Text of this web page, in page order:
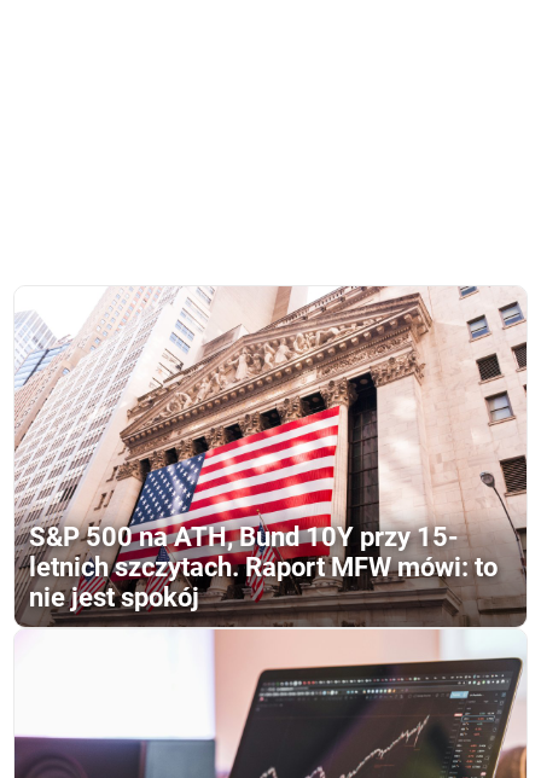
S&P 500 na ATH, Bund 10Y przy 15-
letnich szczytach. Raport MFW mówi: to
nie jest spokój